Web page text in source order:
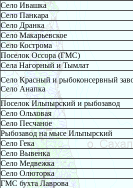
Село Ивашка
Село Панкара
Село Дранка
Село Макарьевское
Село Кострома
Поселок Оссора (ГМС)
Села Нагорный и Тымлат
Село Красный и рыбоконсервный
Село Анапка
Поселок Ильпырский и рыбозавод
Село Ольховая
Село Песчаное
Рыбозавод на мысе Ильпырский
Село Гека
Село Вывенка
Село Медвежка
Село Олюторка
ГМС бухта Лаврова